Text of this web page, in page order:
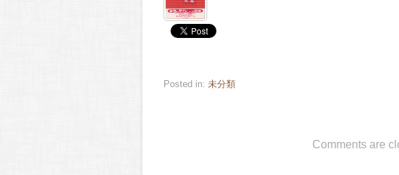
Posted in: 未分類
Comments are